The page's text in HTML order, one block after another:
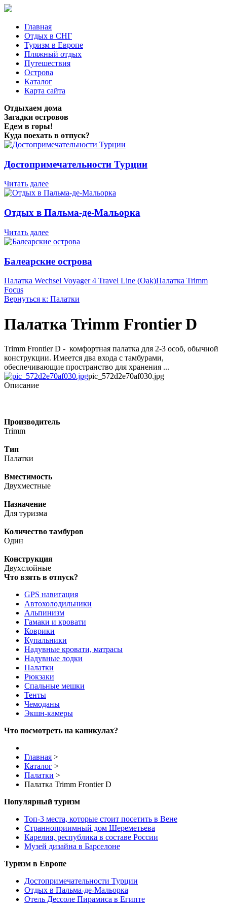
Главная
Отдых в СНГ
Туризм в Европе
Пляжный отдых
Путешествия
Острова
Каталог
Карта сайта
Отдыхаем дома
Загадки островов
Едем в горы!
Куда поехать в отпуск?
Достопримечательности Турции
Читать далее
Отдых в Пальма-де-Мальорка
Читать далее
Балеарские острова
Палатка Wechsel Voyager 4 Travel Line (Oak)Палатка Trimm
Focus
Вернуться к: Палатки
Палатка Trimm Frontier D
Trimm Frontier D - комфортная палатка для 2-3 особ, обычной
конструкции. Имеется два входа с тамбурами,
обеспечивающие пространство для хранения ...
pic_572d2e70af030.jpg
Описание
Производитель
Trimm
Тип
Палатки
Вместимость
Двухместные
Назначение
Для туризма
Количество тамбуров
Один
Конструкция
Двухслойные
Что взять в отпуск?
GPS навигация
Автохолодильники
Альпинизм
Гамаки и кровати
Коврики
Купальники
Надувные кровати, матрасы
Надувные лодки
Палатки
Рюкзаки
Спальные мешки
Тенты
Чемоданы
Экшн-камеры
Что посмотреть на каникулах?
Главная >
Каталог >
Палатки >
Палатка Trimm Frontier D
Популярный туризм
Топ-3 места, которые стоит посетить в Вене
Странноприимный дом Шереметьева
Карелия, республика в составе России
Музей дизайна в Барселоне
Туризм в Европе
Достопримечательности Турции
Отдых в Пальма-де-Мальорка
Отель Дессоле Пирамиса в Египте